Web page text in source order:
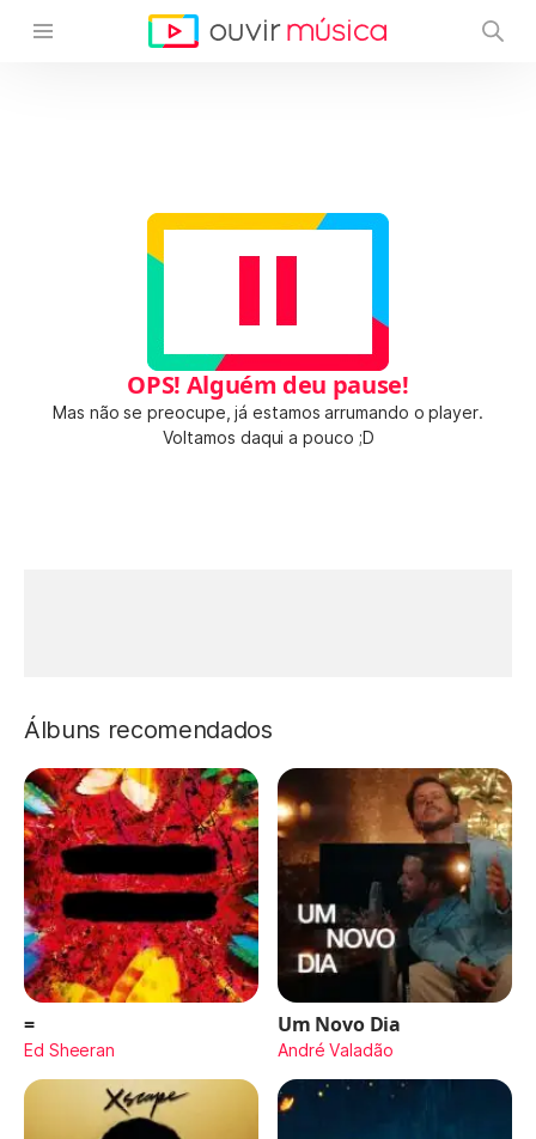
OPS! Alguém deu pause!
Mas não se preocupe, já estamos arrumando o player.
Voltamos daqui a pouco ;D
Álbuns recomendados
=
Ed Sheeran
Um Novo Dia
André Valadão